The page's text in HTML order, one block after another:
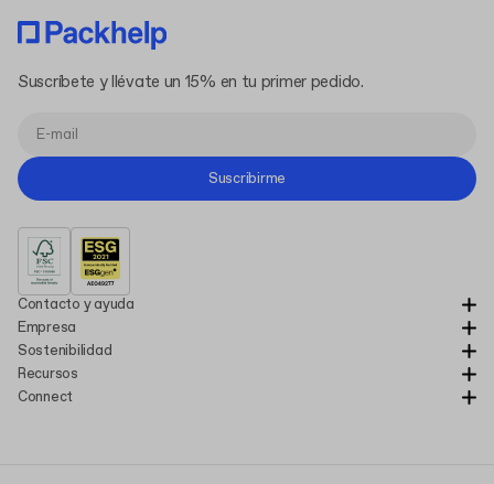
Contacto y ayuda
Empresa
Sostenibilidad
Recursos
Connect
Suscríbete y llévate un 15% en tu primer pedido.
Suscribirme